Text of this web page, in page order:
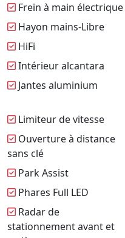
Frein à main électrique
Hayon mains-Libre
HiFi
Intérieur alcantara
Jantes aluminium
Limiteur de vitesse
Ouverture à distance
sans clé
Park Assist
Phares Full LED
Radar de
stationnement avant et